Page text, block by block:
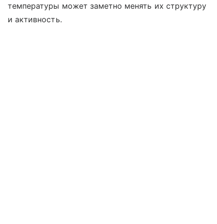
температуры может заметно менять их структуру
и активность.